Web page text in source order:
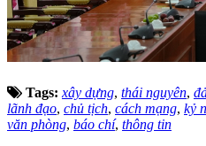
Tags:xây dựng, thái nguyên,
lãnh đạo, chủ tịch, cách mạng, kỷ
văn phòng, báo chí, thông tin